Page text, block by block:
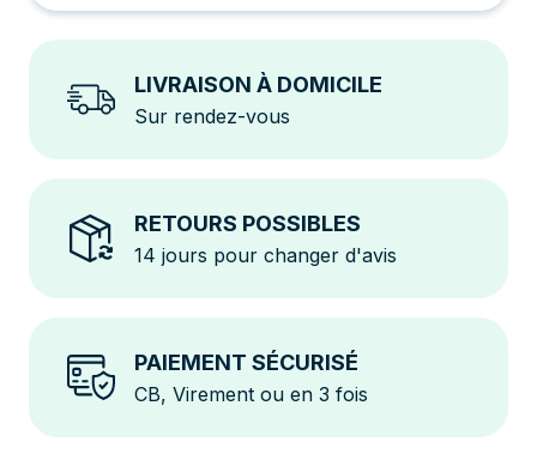
LIVRAISON À DOMICILE
Sur rendez-vous
RETOURS POSSIBLES
14 jours pour changer d'avis
PAIEMENT SÉCURISÉ
CB, Virement ou en 3 fois